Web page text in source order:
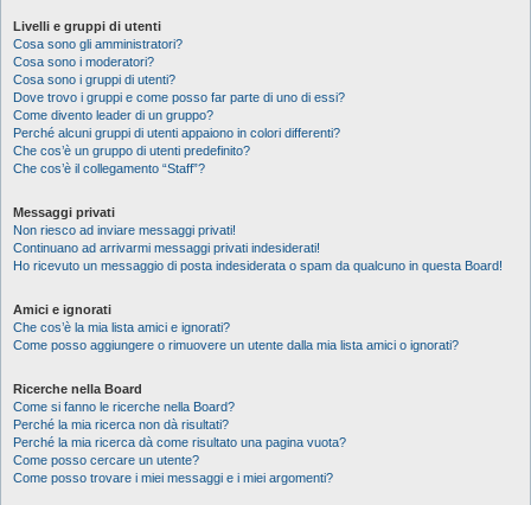
Livelli e gruppi di utenti
Cosa sono gli amministratori?
Cosa sono i moderatori?
Cosa sono i gruppi di utenti?
Dove trovo i gruppi e come posso far parte di uno di essi?
Come divento leader di un gruppo?
Perché alcuni gruppi di utenti appaiono in colori differenti?
Che cos’è un gruppo di utenti predefinito?
Che cos’è il collegamento “Staff”?
Messaggi privati
Non riesco ad inviare messaggi privati!
Continuano ad arrivarmi messaggi privati indesiderati!
Ho ricevuto un messaggio di posta indesiderata o spam da qualcuno in questa Board!
Amici e ignorati
Che cos’è la mia lista amici e ignorati?
Come posso aggiungere o rimuovere un utente dalla mia lista amici o ignorati?
Ricerche nella Board
Come si fanno le ricerche nella Board?
Perché la mia ricerca non dà risultati?
Perché la mia ricerca dà come risultato una pagina vuota?
Come posso cercare un utente?
Come posso trovare i miei messaggi e i miei argomenti?